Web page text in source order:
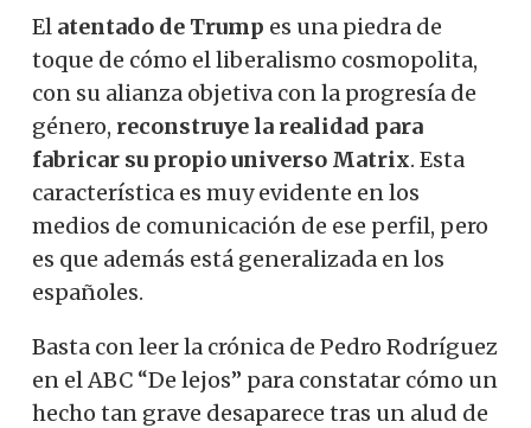
El atentado de Trump es una piedra de
toque de cómo el liberalismo cosmopolita,
con su alianza objetiva con la progresía de
género, reconstruye la realidad para
fabricar su propio universo Matrix. Esta
característica es muy evidente en los
medios de comunicación de ese perfil, pero
es que además está generalizada en los
españoles.
Basta con leer la crónica de Pedro Rodríguez
en el ABC “De lejos” para constatar cómo un
hecho tan grave desaparece tras un alud de